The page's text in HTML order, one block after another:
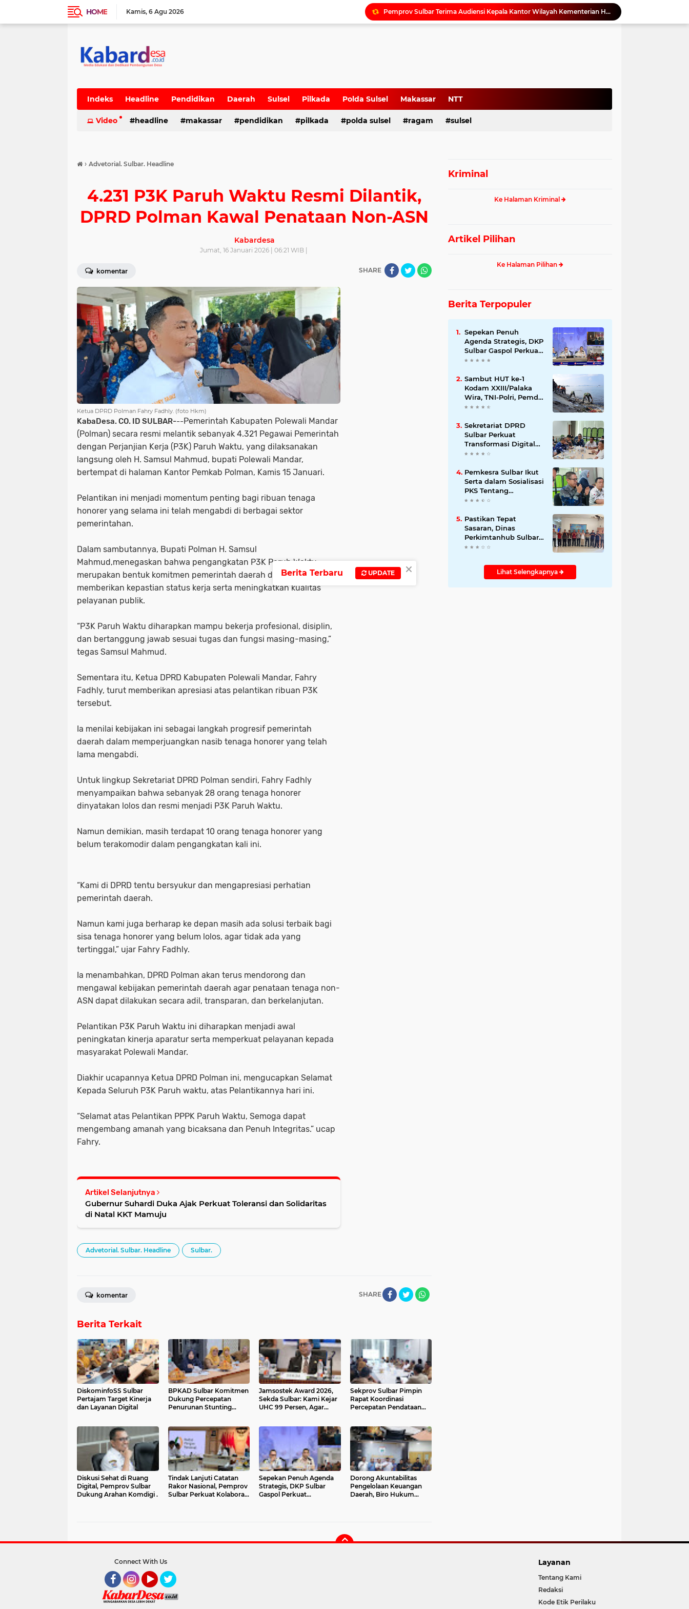
HOME Kamis 6 Agu 2026
Pemprov Sulbar Terima Audiensi Kepala Kantor Wilayah Kementerian Haji dan Umrah Sulbar
Pemprov Sulbar Perkuat Mitigasi Bencana melalui Kerja Sama dengan IMV Corporation Jepang untuk Instalasi Sistem Seismometer
Tindak Lanjut Arahan Gubernur, Arianto Ajak ASN Sekretariat DPRD Sulbar Perkuat Disiplin dan Profesionalisme
Indeks Headline Pendidikan Daerah Sulsel Pilkada Polda Sulsel Makassar NTT
Video headline makassar pendidikan pilkada polda sulsel ragam sulsel
› Advetorial. Sulbar. Headline
4.231 P3K Paruh Waktu Resmi Dilantik,
DPRD Polman Kawal Penataan Non-ASN
Kabardesa
Jumat, 16 Januari 2026 | 06:21 WIB |
komentar SHARE
Ketua DPRD Polman Fahry Fadhly. (foto Hkm)
KabaDesa. CO. ID SULBAR---‎Pemerintah Kabupaten Polewali Mandar
(Polman) secara resmi melantik sebanyak 4.321 Pegawai Pemerintah
dengan Perjanjian Kerja (P3K) Paruh Waktu, yang dilaksanakan
langsung oleh H. Samsul Mahmud, bupati Polewali Mandar,
bertempat di halaman Kantor Pemkab Polman, Kamis 15 Januari.
‎Pelantikan ini menjadi momentum penting bagi ribuan tenaga
honorer yang selama ini telah mengabdi di berbagai sektor
pemerintahan.
‎Dalam sambutannya, Bupati Polman H. Samsul
Mahmud,menegaskan bahwa pengangkatan P3K Paruh Waktu
merupakan bentuk komitmen pemerintah daerah dalam
memberikan kepastian status kerja serta meningkatkan kualitas
pelayanan publik.
‎“P3K Paruh Waktu diharapkan mampu bekerja profesional, disiplin,
dan bertanggung jawab sesuai tugas dan fungsi masing-masing,”
tegas Samsul Mahmud.
‎Sementara itu, Ketua DPRD Kabupaten Polewali Mandar, Fahry
Fadhly, turut memberikan apresiasi atas pelantikan ribuan P3K
tersebut.
‎Ia menilai kebijakan ini sebagai langkah progresif pemerintah
daerah dalam memperjuangkan nasib tenaga honorer yang telah
lama mengabdi.
‎Untuk lingkup Sekretariat DPRD Polman sendiri, Fahry Fadhly
menyampaikan bahwa sebanyak 28 orang tenaga honorer
dinyatakan lolos dan resmi menjadi P3K Paruh Waktu.
‎Namun demikian, masih terdapat 10 orang tenaga honorer yang
belum terakomodir dalam pengangkatan kali ini.
‎“Kami di DPRD tentu bersyukur dan mengapresiasi perhatian
pemerintah daerah.
‎Namun kami juga berharap ke depan masih ada solusi terbaik bagi
sisa tenaga honorer yang belum lolos, agar tidak ada yang
tertinggal,” ujar Fahry Fadhly.
‎Ia menambahkan, DPRD Polman akan terus mendorong dan
mengawal kebijakan pemerintah daerah agar penataan tenaga non-
ASN dapat dilakukan secara adil, transparan, dan berkelanjutan.
‎Pelantikan P3K Paruh Waktu ini diharapkan menjadi awal
peningkatan kinerja aparatur serta memperkuat pelayanan kepada
masyarakat Polewali Mandar.
‎Diakhir ucapannya Ketua DPRD Polman ini, mengucapkan Selamat
Kepada Seluruh P3K Paruh waktu, atas Pelantikannya hari ini.
‎“Selamat atas Pelantikan PPPK Paruh Waktu, Semoga dapat
mengembang amanah yang bicaksana dan Penuh Integritas.” ucap
Fahry.
Artikel Selanjutnya
Gubernur Suhardi Duka Ajak Perkuat Toleransi dan Solidaritas
di Natal KKT Mamuju
Advetorial. Sulbar. Headline Sulbar.
SHARE
komentar
Berita Terkait
DiskominfoSS Sulbar
Pertajam Target Kinerja
dan Layanan Digital
BPKAD Sulbar Komitmen
Dukung Percepatan
Penurunan Stunting
Akuntabel
Jamsostek Award 2026,
Sekda Sulbar: Kami Kejar
UHC 99 Persen, Agar
Sekprov Sulbar Pimpin
Rapat Koordinasi
Percepatan Pendataan
Dilakukan
‎Diskusi Sehat di Ruang
Digital, Pemprov Sulbar
Dukung Arahan Komdigi .
Tindak Lanjuti Catatan
Rakor Nasional, Pemprov
Sulbar Perkuat Kolaborasi
Sepekan Penuh Agenda
Strategis, DKP Sulbar
Gaspol Perkuat
Dorong Akuntabilitas
Pengelolaan Keuangan
Daerah, Biro Hukum
Kriminal
Ke Halaman Kriminal
Artikel Pilihan
Ke Halaman Pilihan
Berita Terpopuler
Sepekan Penuh
Agenda Strategis, DKP
Sulbar Gaspol Perkuat
Pembangunan Sektor
Perikanan
Sambut HUT ke-1
Kodam XXIII/Palaka
Wira, TNI-Polri, Pemda
dan Warga Gempur
Bahari
Sekretariat DPRD
Sulbar Perkuat
Transformasi Digital
melalui PKS
Kependudukan
Pemkesra Sulbar Ikut
Serta dalam Sosialisasi
PKS Tentang
Pemanfaatan Data
Pastikan Tepat
Sasaran, Dinas
Perkimtanhub Sulbar
Ekspose Finalisasi
Bantuan RTLH
Mamasa 2026Lihat Selengkapnya
Connect With Us
FacebookInstagram
YouTube
Twitter
Layanan
Tentang Kami
Redaksi
Kode Etik Perilaku
×
Berita Terbaru UPDATE